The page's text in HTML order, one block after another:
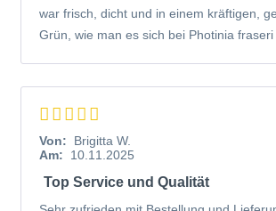
war frisch, dicht und in einem kräftigen,
Grün, wie man es sich bei Photinia fraseri
Von:
Brigitta W.
Am:
10.11.2025
Top Service und Qualität